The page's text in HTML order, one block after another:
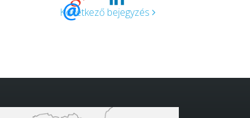
Következő bejegyzés